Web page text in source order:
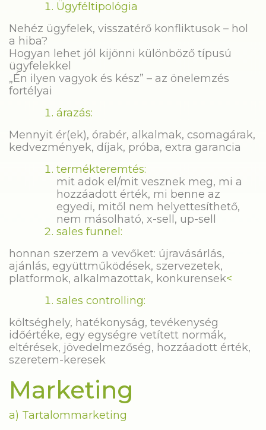
Ügyféltipológia
Nehéz ügyfelek, visszatérő konfliktusok – hol
a hiba?
Hogyan lehet jól kijönni különböző típusú
ügyfelekkel
„Én ilyen vagyok és kész” – az önelemzés
fortélyai
árazás:
Mennyit ér(ek), órabér, alkalmak, csomagárak,
kedvezmények, díjak, próba, extra garancia
termékteremtés:
mit adok el/mit vesznek meg, mi a
hozzáadott érték, mi benne az
egyedi, mitől nem helyettesíthető,
nem másolható, x-sell, up-sell
sales funnel:
honnan szerzem a vevőket: újravásárlás,
ajánlás, együttműködések, szervezetek,
platformok, alkalmazottak, konkurensek<
sales controlling:
költséghely, hatékonyság, tevékenység
időértéke, egy egységre vetített normák,
eltérések, jövedelmezőség, hozzáadott érték,
szeretem-keresek
Marketing
a) Tartalommarketing